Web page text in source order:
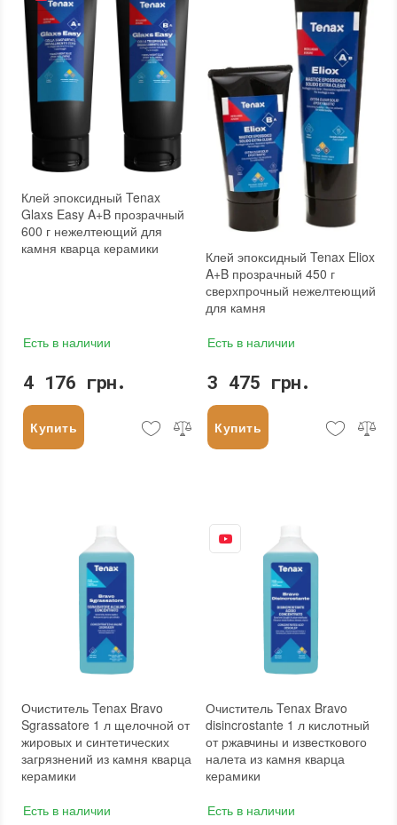
Клей эпоксидный Tenax
Glaxs Easy A+B прозрачный
600 г нежелтеющий для
камня кварца керамики
Есть в наличии
4 176 грн.
Купить
Клей эпоксидный Tenax Eliox
A+B прозрачный 450 г
сверхпрочный нежелтеющий
для камня
Есть в наличии
3 475 грн.
Купить
Очиститель Tenax Bravo
Sgrassatore 1 л щелочной от
жировых и синтетических
загрязнений из камня кварца
керамики
Есть в наличии
Очиститель Tenax Bravo
disincrostante 1 л кислотный
от ржавчины и известкового
налета из камня кварца
керамики
Есть в наличии